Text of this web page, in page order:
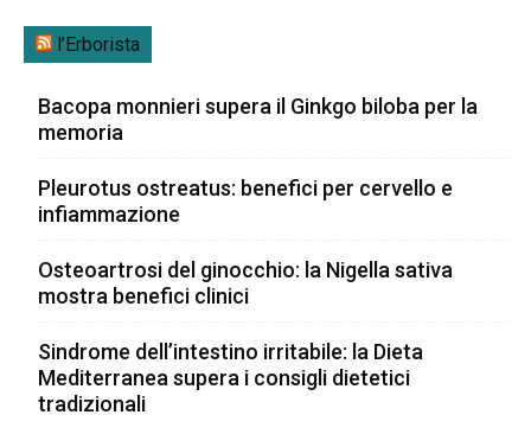
l’Erborista
Bacopa monnieri supera il Ginkgo biloba per la
memoria
Pleurotus ostreatus: benefici per cervello e
infiammazione
Osteoartrosi del ginocchio: la Nigella sativa
mostra benefici clinici
Sindrome dell’intestino irritabile: la Dieta
Mediterranea supera i consigli dietetici
tradizionali